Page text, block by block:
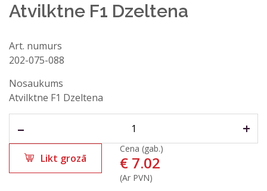
Atvilktne F1 Dzeltena
Art. numurs
202-075-088
Nosaukums
Atvilktne F1 Dzeltena
– +
Likt grozā
Cena (gab.)
€ 7.02
(Ar PVN)